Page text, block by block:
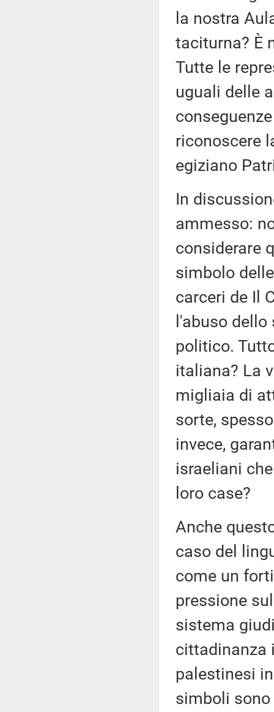
la nostra
taciturna? È
Tutte le
uguali delle
riconoscere
egiziano
In
ammesso:
considerare
simbolo
carceri de Il
l'abuso
politico.
italiana? La
migliaia di
sorte,
invece,
israeliani
loro case?
Anche
caso del
come un
pressione
sistema
cittadinanza
palestinesi
simboli